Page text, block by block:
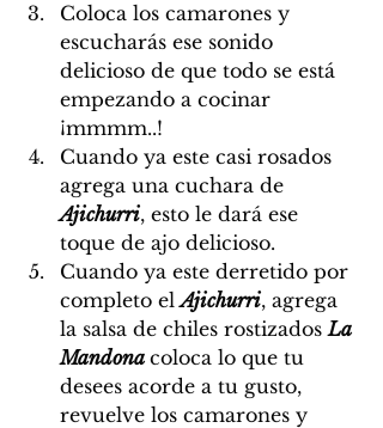
Coloca los camarones y
escucharás ese sonido
delicioso de que todo se está
empezando a cocinar
¡mmmm..!
Cuando ya este casi rosados
agrega una cuchara de
Ajichurri, esto le dará ese
toque de ajo delicioso.
Cuando ya este derretido por
completo el Ajichurri, agrega
la salsa de chiles rostizados La
Mandona coloca lo que tu
desees acorde a tu gusto,
revuelve los camarones y